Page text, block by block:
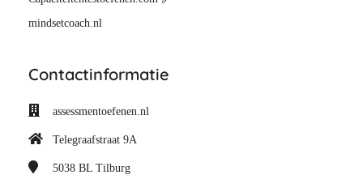
mindsetcoach.nl
Contactinformatie
assessmentoefenen.nl
Telegraafstraat 9A
5038 BL Tilburg